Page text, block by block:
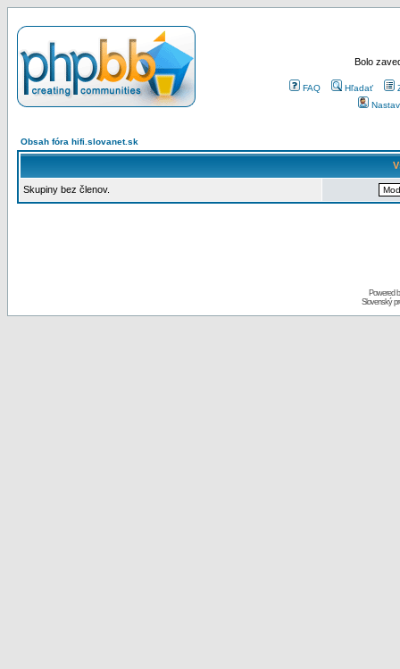
Bolo
FAQ Hľadať
Obsah fóra hifi.slovanet.sk
Skupiny bez členov.
Powered
Slovenský